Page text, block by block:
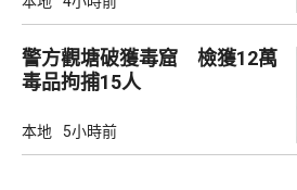
警方觀塘破獲毒窟 檢獲12萬
毒品拘捕15人
本地 5小時前